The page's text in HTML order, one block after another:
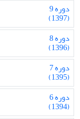
دوره 9
(1397)
دوره 8
(1396)
دوره 7
(1395)
دوره 6
(1394)